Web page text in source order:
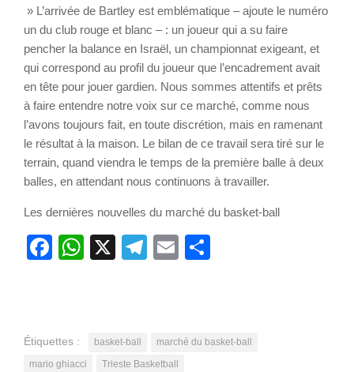
» L’arrivée de Bartley est emblématique – ajoute le numéro
un du club rouge et blanc – : un joueur qui a su faire
pencher la balance en Israël, un championnat exigeant, et
qui correspond au profil du joueur que l’encadrement avait
en tête pour jouer gardien. Nous sommes attentifs et prêts
à faire entendre notre voix sur ce marché, comme nous
l’avons toujours fait, en toute discrétion, mais en ramenant
le résultat à la maison. Le bilan de ce travail sera tiré sur le
terrain, quand viendra le temps de la première balle à deux
balles, en attendant nous continuons à travailler.
Les dernières nouvelles du marché du basket-ball
Facebook
WhatsApp
X Telegram
Email
Étiquettes : basket-ball
marché du basket-ball
mario ghiacci
Trieste Basketball